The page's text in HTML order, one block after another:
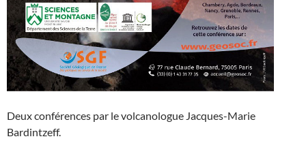
Deux conférences par le volcanologue Jacques-Marie
Bardintzeff.